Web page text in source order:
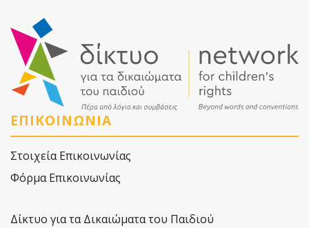
ΕΠΙΚΟΙΝΩΝΙΑ
Στοιχεία Επικοινωνίας
Φόρμα Επικοινωνίας
Δίκτυο για τα Δικαιώματα του Παιδιού